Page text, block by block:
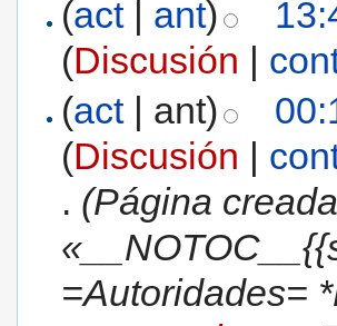
(act| ant)
(Discusión |
(act| ant)
(Discusión |
. (Página
=Autoridades=